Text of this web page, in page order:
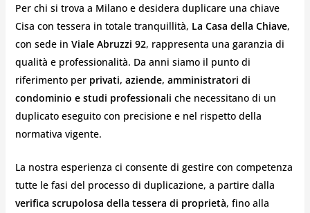
Per chi si trova a Milano e desidera duplicare una chiave
Cisa con tessera in totale tranquillità, La Casa della Chiave,
con sede in Viale Abruzzi 92, rappresenta una garanzia di
qualità e professionalità. Da anni siamo il punto di
riferimento per privati, aziende, amministratori di
condominio e studi professionali che necessitano di un
duplicato eseguito con precisione e nel rispetto della
normativa vigente.
La nostra esperienza ci consente di gestire con competenza
tutte le fasi del processo di duplicazione, a partire dalla
verifica scrupolosa della tessera di proprietà, fino alla